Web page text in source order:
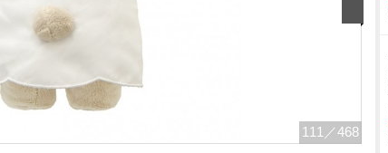
111 ／468